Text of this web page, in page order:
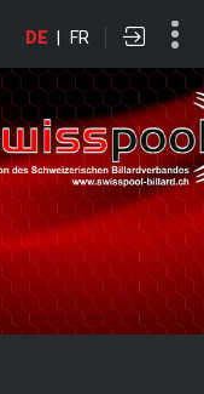
DE | FR